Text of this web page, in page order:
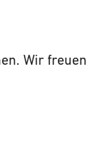
Wir freuen